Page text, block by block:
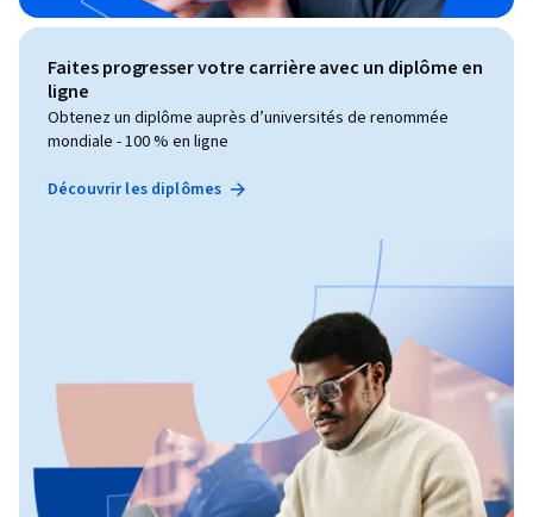
Faites progresser votre carrière avec un diplôme en
ligne
Obtenez un diplôme auprès d’universités de renommée
mondiale - 100 % en ligne
Découvrir les diplômes